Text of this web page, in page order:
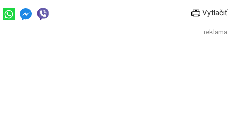
Vytlačiť
reklama